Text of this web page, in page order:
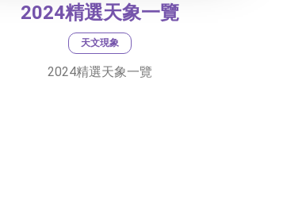
2024精選天象一覽
天文現象
2024精選天象一覽